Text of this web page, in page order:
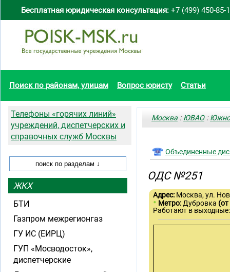
Бесплатная юридическая консультация: +7 (499) 450-85-
Поиск по районам, улицам Вопрос юристу Статьи
Москва :ЮВАО:
Объединенные
ОДС №251
Адрес: Москва, ул.
• Метро: Дубровка
Работают в
Телефоны «горячих линий»
учреждений, диспетчерских и
справочных служб Москвы
ЖКХ
БТИ
Газпром межрегионгаз
ГУ ИС (ЕИРЦ)
ГУП «Мосводосток»,
диспетчерские